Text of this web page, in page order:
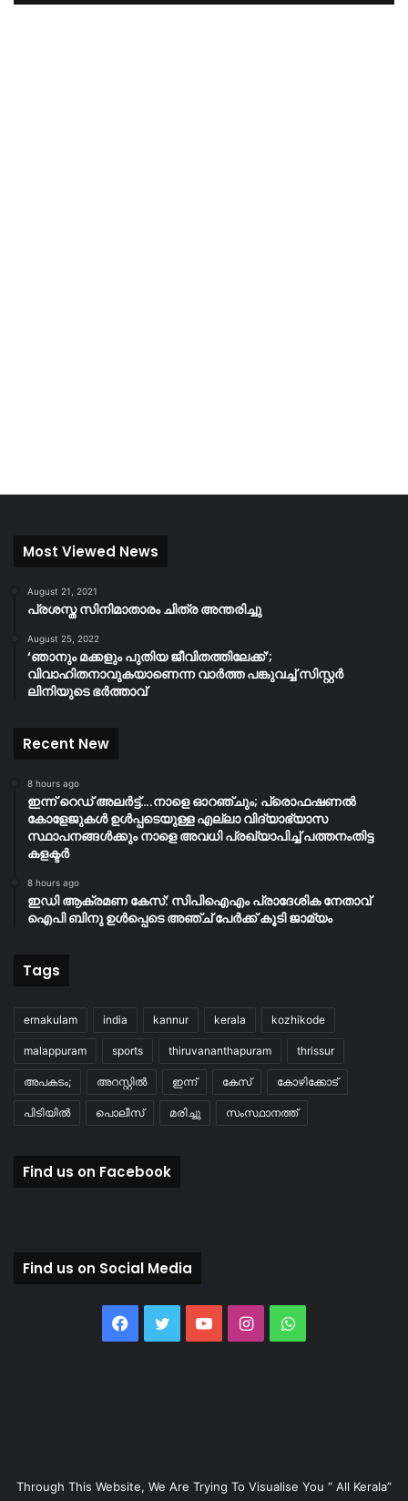
Most Viewed News
August 21, 2021
പ്രശസ്ത സിനിമാതാരം ചിത്ര അന്തരിച്ചു
August 25, 2022
‘ഞാനും മക്കളും പുതിയ ജീവിതത്തിലേക്ക്’;
വിവാഹിതനാവുകയാണെന്ന വാർത്ത പങ്കുവച്ച് സിസ്റ്റർ
ലിനിയുടെ ഭർത്താവ്
Recent New
8 hours ago
ഇന്ന് റെഡ് അലർട്ട്….നാളെ ഓറഞ്ചും; പ്രൊഫഷണൽ
കോളേജുകൾ ഉൾപ്പടെയുള്ള എല്ലാ വിദ്യാഭ്യാസ
സ്ഥാപനങ്ങൾക്കും നാളെ അവധി പ്രഖ്യാപിച്ച് പത്തനംതിട്ട
കളക്ടർ
8 hours ago
ഇഡി ആക്രമണ കേസ്: സിപിഐഎം പ്രാദേശിക നേതാവ്
ഐപി ബിനു ഉൾപ്പെടെ അഞ്ച് പേർക്ക് കൂടി ജാമ്യം
Tags
ernakulam india kannur kerala kozhikode
malappuram sports thiruvananthapuram thrissur
അപകടം; അറസ്റ്റിൽ ഇന്ന് കേസ് കോഴിക്കോട്
പിടിയിൽ പൊലീസ് മരിച്ചു സംസ്ഥാനത്ത്
Find us on Facebook
Find us on Social Media
Facebook
TwitterYouTubeInstagramWhatsApp
Through This Website, We Are Trying To Visualise You “ All Kerala”